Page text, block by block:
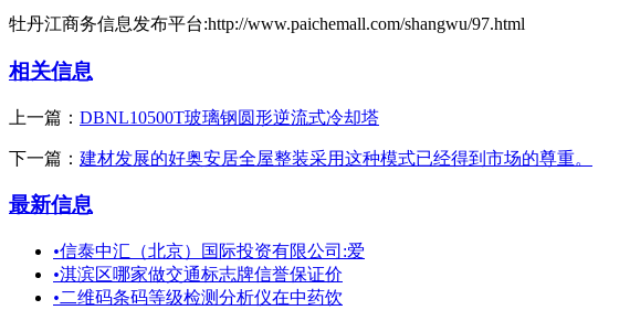
牡丹江商务信息发布平台:http://www.paichemall.com/shangwu/97.html
相关信息
上一篇： DBNL10500T玻璃钢圆形逆流式冷却塔
下一篇： 建材发展的好奥安居全屋整装采用这种模式已经得到市场的尊重。
最新信息
•信泰中汇（北京）国际投资有限公司:爱
•淇滨区哪家做交通标志牌信誉保证价
•二维码条码等级检测分析仪在中药饮